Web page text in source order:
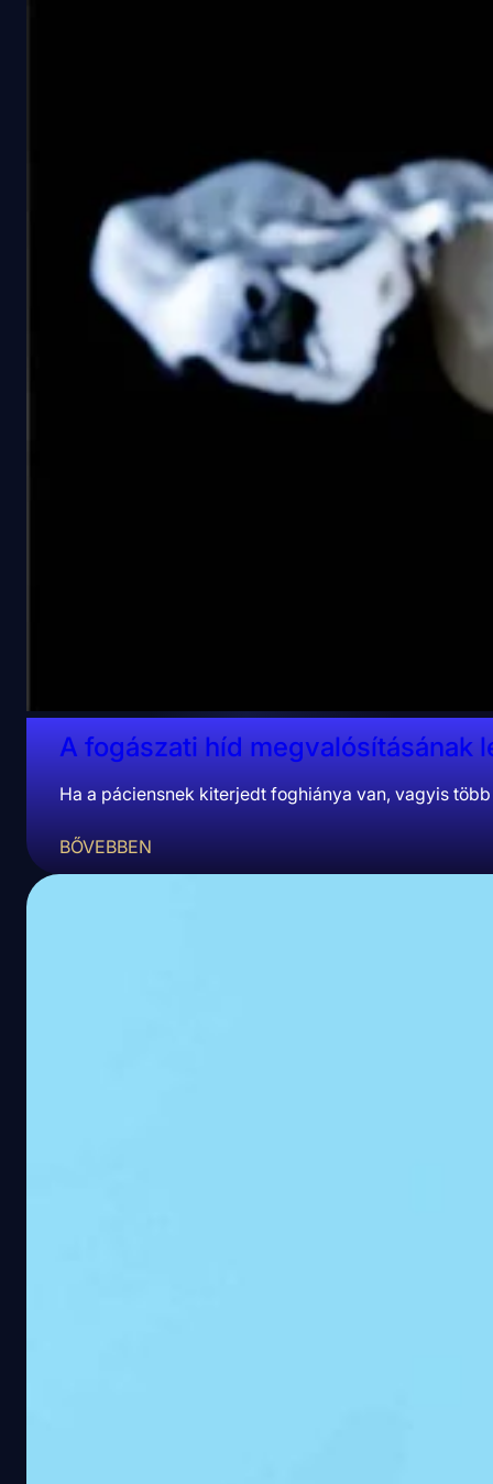
A fogászati híd megvalósításának
Ha a páciensnek kiterjedt foghiánya van, vagyis
BŐVEBBEN